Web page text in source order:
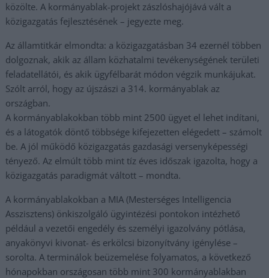
közölte. A kormányablak-projekt zászlóshajójává vált a
közigazgatás fejlesztésének – jegyezte meg.
Az államtitkár elmondta: a közigazgatásban 34 ezernél többen
dolgoznak, akik az állam közhatalmi tevékenységének területi
feladatellátói, és akik ügyfélbarát módon végzik munkájukat.
Szólt arról, hogy az újszászi a 314. kormányablak az
országban.
A kormányablakokban több mint 2500 ügyet el lehet indítani,
és a látogatók döntő többsége kifejezetten elégedett – számolt
be. A jól működő közigazgatás gazdasági versenyképességi
tényező. Az elmúlt több mint tíz éves időszak igazolta, hogy a
közigazgatás paradigmát váltott – mondta.
A kormányablakokban a MIA (Mesterséges Intelligencia
Asszisztens) önkiszolgáló ügyintézési pontokon intézhető
például a vezetői engedély és személyi igazolvány pótlása,
anyakönyvi kivonat- és erkölcsi bizonyítvány igénylése –
sorolta. A terminálok beüzemelése folyamatos, a következő
hónapokban országosan több mint 300 kormányablakban